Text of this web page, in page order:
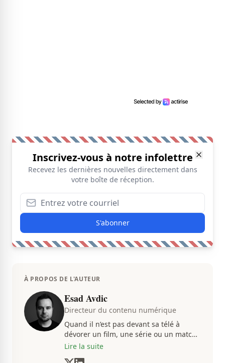
Inscrivez-vous à notre infolettre
Recevez les dernières nouvelles directement dans
votre boîte de réception.
S'abonner
À PROPOS DE L'AUTEUR
Esad Avdic
Directeur du contenu numérique
Quand il n’est pas devant sa télé à
dévorer un film, une série ou un match
du CH, Esad transmet avec passion
Lire la suite